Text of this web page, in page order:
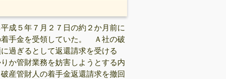
成５年７月２７日の約２か月前に
手金を受領していた。
Ａ社の破
過ぎるとして返還請求を受ける
か管財業務を妨害しようとする内
産管財人の着手金返還請求を撤回